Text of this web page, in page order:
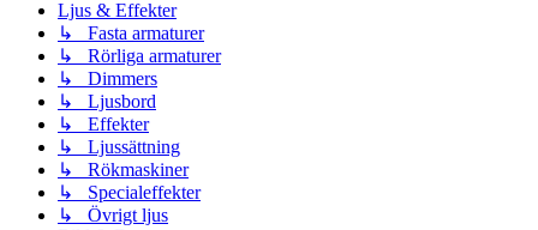
Ljus & Effekter
↳ Fasta armaturer
↳ Rörliga armaturer
↳ Dimmers
↳ Ljusbord
↳ Effekter
↳ Ljussättning
↳ Rökmaskiner
↳ Specialeffekter
↳ Övrigt ljus